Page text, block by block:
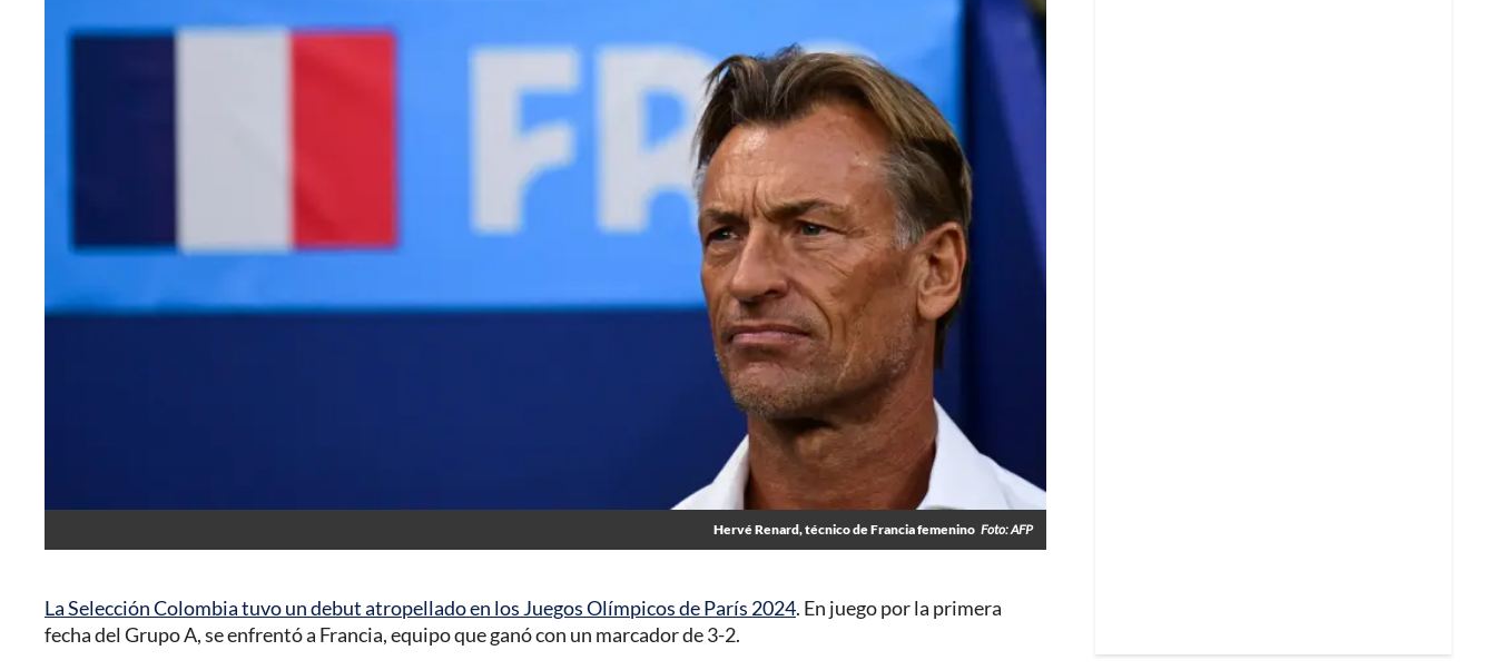
Hervé Renard, técnico de Francia femenino Foto: AFP
La Selección Colombia tuvo un debut atropellado en los Juegos Olímpicos de París 2024. En juego por la primera
fecha del Grupo A, se enfrentó a Francia, equipo que ganó con un marcador de 3-2.